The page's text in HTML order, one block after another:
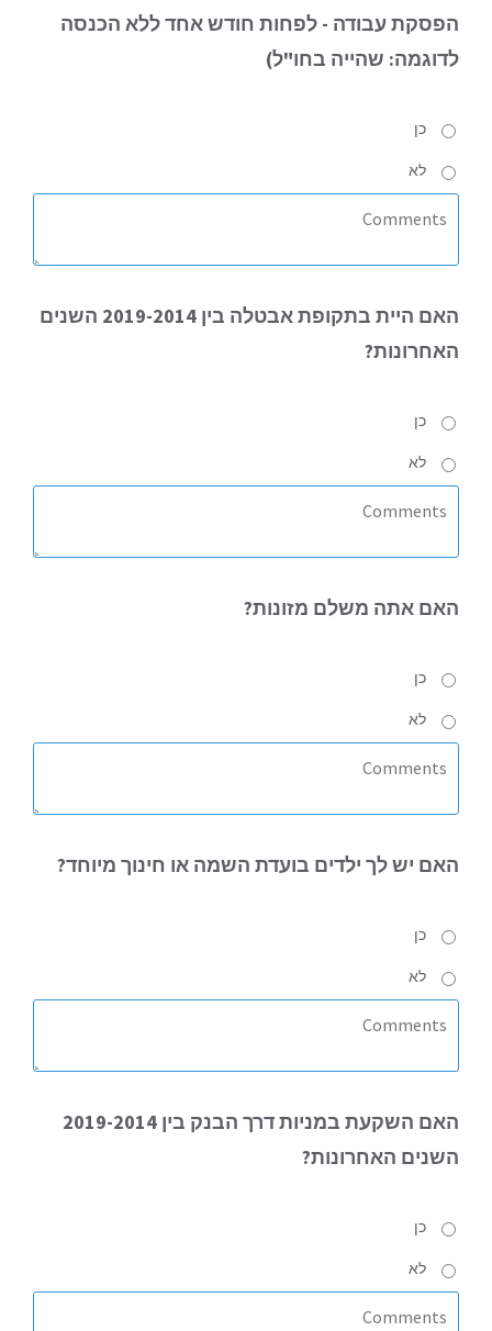
הפסקת עבודה - לפחות חודש אחד ללא הכנסה
לדוגמה: שהייה בחו"ל)
כן
לא
האם
היית בתקופת אבטלה בין 2019-2014 השנים
האחרונות?
כן
לא
האם אתה משלם מזונות?
כן
לא
האם יש לך ילדים בועדת השמה או חינוך מיוחד?
כן
לא
האם
השקעת במניות דרך הבנק בין 2019-2014
השנים האחרונות?
כן
לא